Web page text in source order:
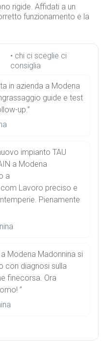
rigide. Affidati a un
funzionamento e la
• chi ci sceglie ci
consiglia
in azienda a Modena
guide e test
up.”
impianto TAU
a Modena
a
Lavoro preciso e
Pienamente
Modena Madonnina si
con diagnosi sulla
finecorsa. Ora
”